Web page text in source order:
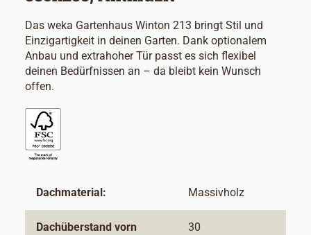
Das weka Gartenhaus Winton 213 bringt Stil und
Einzigartigkeit in deinen Garten. Dank optionalem
Anbau und extrahoher Tür passt es sich flexibel
deinen Bedürfnissen an – da bleibt kein Wunsch
offen.
Dachmaterial: Massivholz
Dachüberstand vorn
30